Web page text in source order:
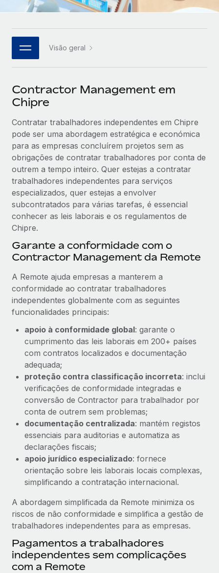
日本語
한국어
中文（简体）
Visão geral
Contractor Management em
Chipre
Contratar trabalhadores independentes em Chipre
pode ser uma abordagem estratégica e económica
para as empresas concluírem projetos sem as
obrigações de contratar trabalhadores por conta de
outrem a tempo inteiro. Quer estejas a contratar
trabalhadores independentes para serviços
especializados, quer estejas a envolver
subcontratados para várias tarefas, é essencial
conhecer as leis laborais e os regulamentos de
Chipre.
Garante a conformidade com o
Contractor Management da Remote
A Remote ajuda empresas a manterem a
conformidade ao contratar trabalhadores
independentes globalmente com as seguintes
funcionalidades principais:
apoio à conformidade global: garante o
cumprimento das leis laborais em 200+ países
com contratos localizados e documentação
adequada;
proteção contra classificação incorreta: inclui
verificações de conformidade integradas e
conversão de Contractor para trabalhador por
conta de outrem sem problemas;
documentação centralizada: mantém registos
essenciais para auditorias e automatiza as
declarações fiscais;
apoio jurídico especializado: fornece
orientação sobre leis laborais locais complexas,
simplificando a contratação internacional.
A abordagem simplificada da Remote minimiza os
riscos de não conformidade e simplifica a gestão de
trabalhadores independentes para as empresas.
Pagamentos a trabalhadores
independentes sem complicações
com a Remote